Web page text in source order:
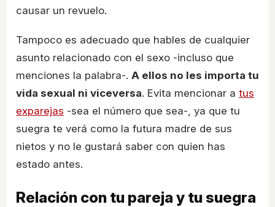
causar un revuelo.
Tampoco es adecuado que hables de cualquier
asunto relacionado con el sexo -incluso que
menciones la palabra-. A ellos no les importa tu
vida sexual ni viceversa. Evita mencionar a tus
exparejas -sea el número que sea-, ya que tu
suegra te verá como la futura madre de sus
nietos y no le gustará saber con quien has
estado antes.
Relación con tu pareja y tu suegra